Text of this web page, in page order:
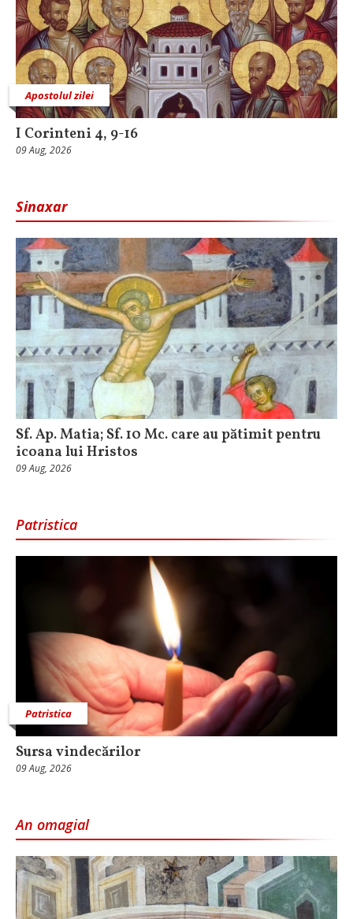
Apostolul zilei
I Corinteni 4, 9-16
09 Aug, 2026
Sinaxar
Sf. Ap. Matia; Sf. 10 Mc. care au pătimit pentru
icoana lui Hristos
09 Aug, 2026
Patristica
Patristica
Sursa vindecărilor
09 Aug, 2026
An omagial